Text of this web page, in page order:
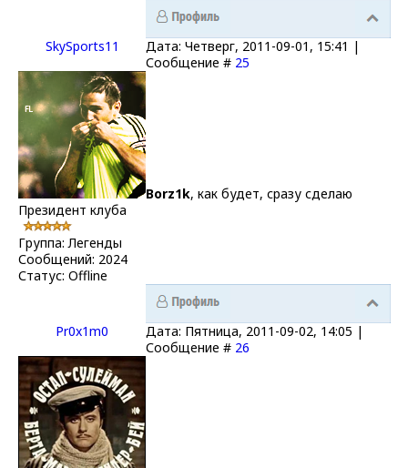
SkySports11
Дата: Четверг, 2011-09-01, 15:41 |
Сообщение # 25
Президент клуба
Группа: Легенды
Сообщений: 2024
Статус: Offline
Borz1k, как будет, сразу сделаю
Pr0x1m0
Дата: Пятница, 2011-09-02, 14:05 |
Сообщение # 26